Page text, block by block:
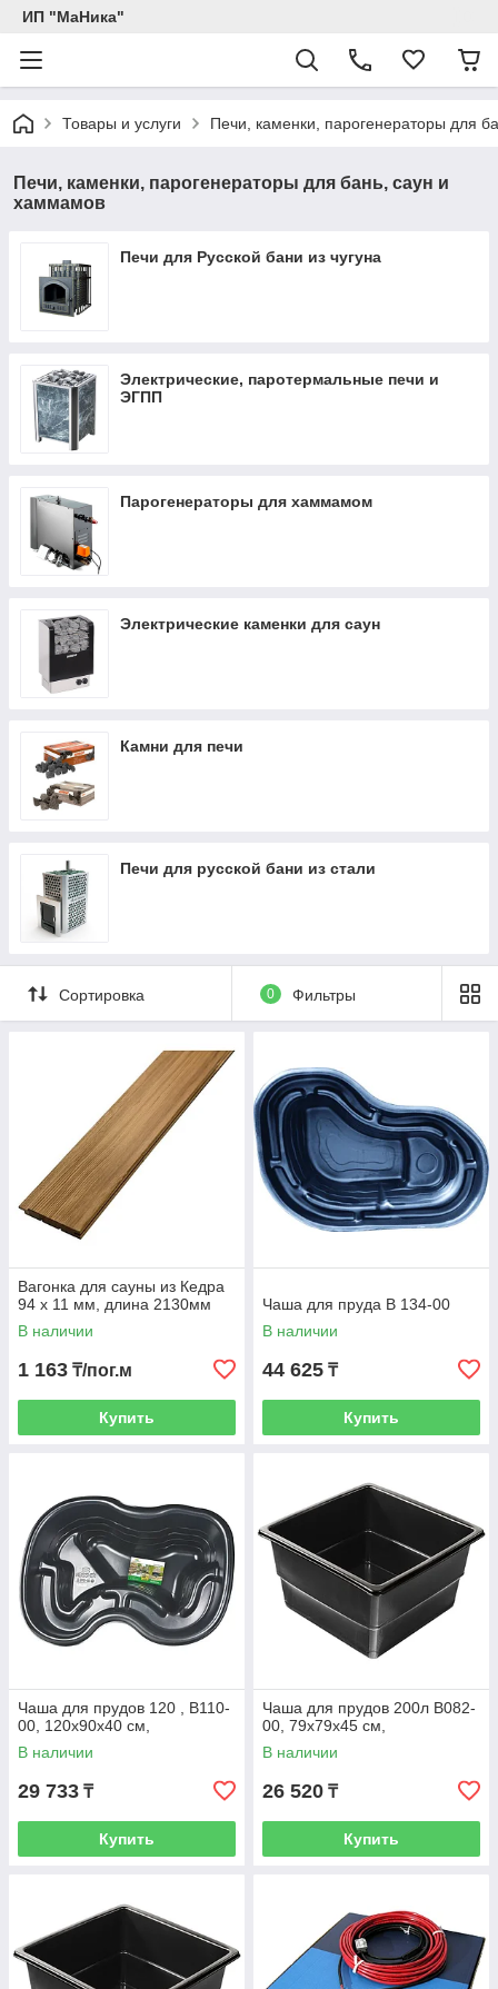
ИП "МаНика"
Товары и услуги Печи, каменки, парогенераторы для
Печи, каменки, парогенераторы для бань, саун и
хаммамов
Печи для Русской бани из чугуна
Электрические, паротермальные печи и
ЭГПП
Парогенераторы для хаммамом
Электрические каменки для саун
Камни для печи
Печи для русской бани из стали
Сортировка 0 Фильтры
Вагонка для сауны из Кедра
94 х 11 мм, длина 2130мм
В наличии
1 163 ₸/пог.м
Купить
Чаша для пруда B 134-00
В наличии
44 625 ₸
Купить
Чаша для прудов 120 , B110-
00, 120х90х40 см,
В наличии
29 733 ₸
Купить
Чаша для прудов 200л B082-
00, 79х79х45 см,
В наличии
26 520 ₸
Купить